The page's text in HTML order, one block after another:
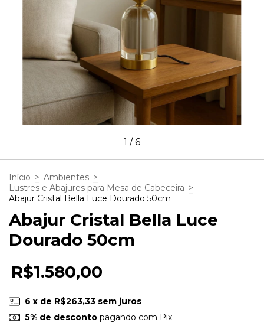
1 /6
Início > Ambientes >
Lustres e Abajures para Mesa de Cabeceira >
Abajur Cristal Bella Luce Dourado 50cm
Abajur Cristal Bella Luce
Dourado 50cm
R$1.580,00
6 x de R$263,33 sem juros
5% de descontopagando com Pix